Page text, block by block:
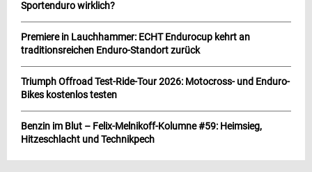
Sportenduro wirklich?
Premiere in Lauchhammer: ECHT Endurocup kehrt an
traditionsreichen Enduro-Standort zurück
Triumph Offroad Test-Ride-Tour 2026: Motocross- und Enduro-
Bikes kostenlos testen
Benzin im Blut – Felix-Melnikoff-Kolumne #59: Heimsieg,
Hitzeschlacht und Technikpech